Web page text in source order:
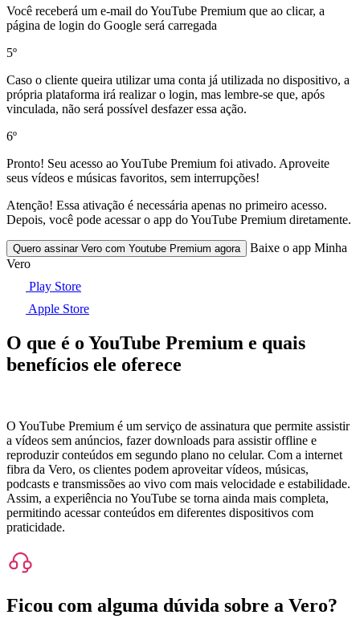
Você receberá um e-mail do YouTube Premium que ao clicar, a
página de login do Google será carregada
5º
Caso o cliente queira utilizar uma conta já utilizada no dispositivo, a
própria plataforma irá realizar o login, mas lembre-se que, após
vinculada, não será possível desfazer essa ação.
6º
Pronto! Seu acesso ao YouTube Premium foi ativado. Aproveite
seus vídeos e músicas favoritos, sem interrupções!
Atenção! Essa ativação é necessária apenas no primeiro acesso.
Depois, você pode acessar o app do YouTube Premium diretamente.
Quero assinar Vero com Youtube Premium agora
Baixe o app Minha
Vero
Play Store
Apple Store
O que é o YouTube Premium e quais
benefícios ele oferece
O YouTube Premium é um serviço de assinatura que permite assistir
a vídeos sem anúncios, fazer downloads para assistir offline e
reproduzir conteúdos em segundo plano no celular. Com a internet
fibra da Vero, os clientes podem aproveitar vídeos, músicas,
podcasts e transmissões ao vivo com mais velocidade e estabilidade.
Assim, a experiência no YouTube se torna ainda mais completa,
permitindo acessar conteúdos em diferentes dispositivos com
praticidade.
Ficou com alguma dúvida sobre a Vero?